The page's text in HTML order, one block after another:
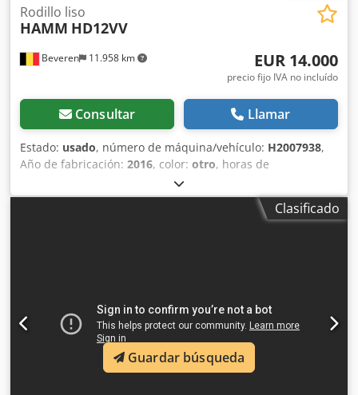
Beveren 11.958 km
Rodillo liso
HAMM HD12VV
EUR 14.000
precio fijo IVA no incluído
Consultar Llamar
Estado: usado, número de máquina/vehículo: H2007938,
Año de fabricación: 2016, color: otro, horas de
, ¡Máquinas en venta! Explore
nuestro sitio web para descubrir una amplia variedad de
máquinas listas para la venta. Disponemos de más
atendemos en neerlandés, inglés, francés, alemán,
español y ruso. Descubra nuestra amplia gama de
máquinas fiables. Djdpfx Anewakb Eoueck
Clasificado
Guardar búsqueda